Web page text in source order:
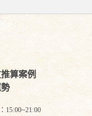
算案例
15:00~21:00